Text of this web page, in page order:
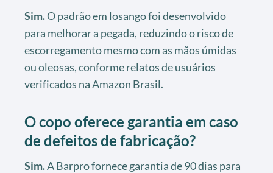
Sim.O padrão em losango foi desenvolvido
para melhorar a pegada, reduzindo o risco de
escorregamento mesmo com as mãos úmidas
ou oleosas, conforme relatos de usuários
verificados na Amazon Brasil.
O copo oferece garantia em caso
de defeitos de fabricação?
Sim.A Barpro fornece garantia de 90 dias para